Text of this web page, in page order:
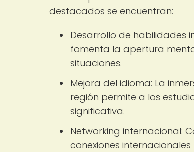
destacados se encuentran:
Desarrollo de habilidades
fomenta la apertura
situaciones.
Mejora del idioma: La
región permite a los
significativa.
Networking internacional:
conexiones